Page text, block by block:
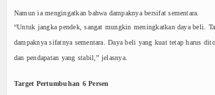
Namun ia mengingatkan bahwa dampaknya bersifat sementara.
“Untuk jangka pendek, sangat mungkin meningkatkan daya beli.
dampaknya sifatnya sementara. Daya beli yang kuat tetap harus
dan pendapatan yang stabil,” jelasnya.
Target Pertumbuhan 6 Persen